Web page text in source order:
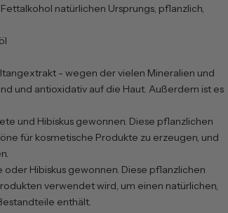
natürlichen Ursprungs, pflanzlich,
- wegen der vielen Mineralien und
und antioxidativ auf die Haut. Außerdem ist es
und Hibiskus gewonnen. Diese pflanzlichen
für kosmetische Produkte zu erzeugen, und
Hibiskus gewonnen. Diese pflanzlichen
verwendet wird, um einen natürlichen,
enthält.